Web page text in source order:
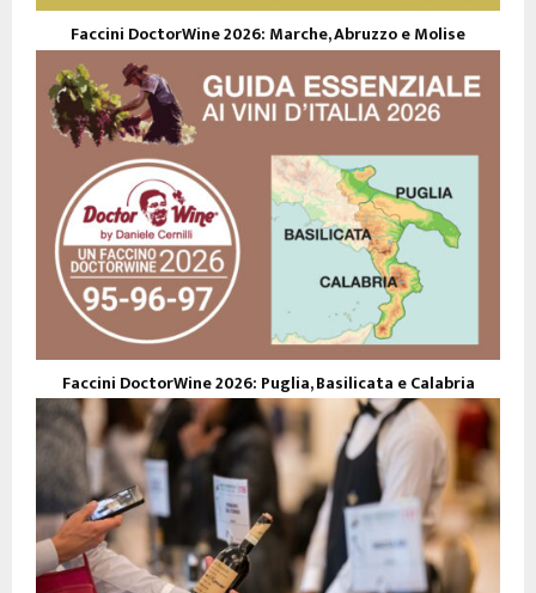
Faccini DoctorWine 2026: Marche, Abruzzo e Molise
Faccini DoctorWine 2026: Puglia, Basilicata e Calabria